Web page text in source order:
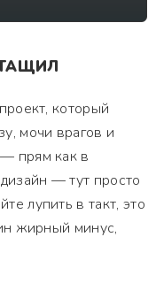
который
мочи врагов и
прям как в
— тут просто
лупить в такт, это
жирный минус,